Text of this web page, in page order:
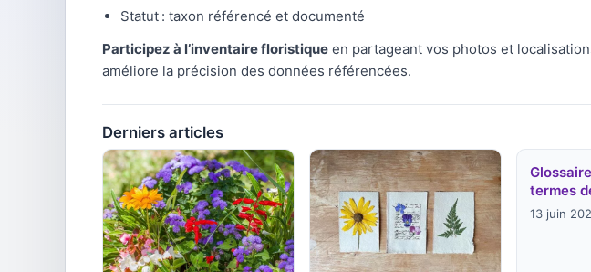
Statut : taxon référencé et documenté
Participez à l’inventaire floristique en partageant vos photos et
améliore la précision des données référencées.
Derniers articles
termes
13 juin